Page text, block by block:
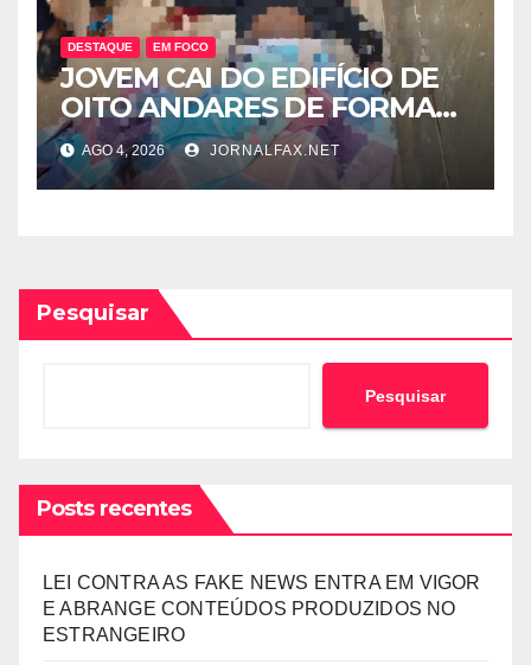
DESTAQUE EM FOCO
JOVEM CAI DO EDIFÍCIO DE
OITO ANDARES DE FORMA
MISTERIOSA NO SEQUELE E
PERDE A VIDA
AGO 4, 2026 JORNALFAX.NET
Pesquisar
Pesquisar
Posts recentes
LEI CONTRA AS FAKE NEWS ENTRA EM VIGOR
E ABRANGE CONTEÚDOS PRODUZIDOS NO
ESTRANGEIRO